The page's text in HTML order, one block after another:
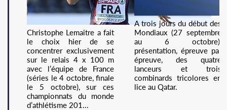
Christophe Lemaitre a fait
le choix hier de se
concentrer exclusivement
sur le relais 4 x 100 m
avec l’équipe de France
(séries le 4 octobre, finale
le 5 octobre), sur ces
championnats du monde
d’athlétisme 201...
A trois jours du début des
Mondiaux (27 septembre
au 6 octobre),
présentation, épreuve par
épreuve, des quatre
lanceurs et trois
combinards tricolores en
lice au Qatar.